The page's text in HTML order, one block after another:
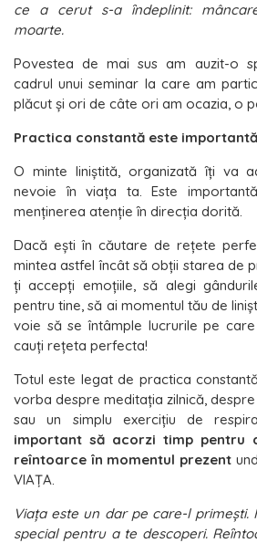
ce a cerut s-a ȋndeplinit:
moarte.
Povestea de mai sus am auzit-o
cadrul unui seminar la care am
plăcut și ori de câte ori am ocazia, o
Practica constantă este
O minte liniştită, organizată ȋți va
nevoie ȋn viața ta. Este
menținerea atenție ȋn direcția dorită.
Dacă eşti în căutare de reţete
mintea astfel încât să obţii starea de
ţi accepţi emoţiile, să alegi
pentru tine, să ai momentul tău de
voie să se întâmple lucrurile pe
cauţi reţeta perfecta!
Totul este legat de practica
vorba despre meditația zilnică,
sau un simplu exerciţiu de
important să acorzi timp
reîntoarce în momentul prezent
VIAŢA.
Viața este un dar pe care-l primeşti.
special pentru a te descoperi.